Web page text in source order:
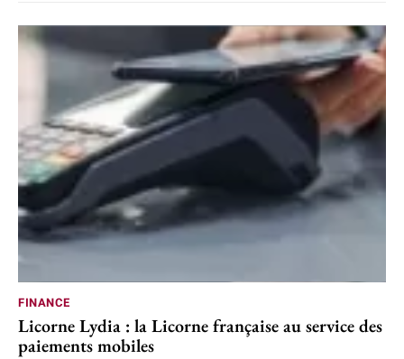
FINANCE
Licorne Lydia : la Licorne française au service des
paiements mobiles